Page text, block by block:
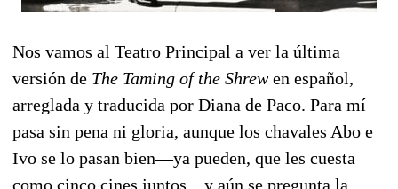
Nos vamos al Teatro Principal a ver la última
versión de The Taming of the Shrewen español,
arreglada y traducida por Diana de Paco. Para mí
pasa sin pena ni gloria, aunque los chavales Abo e
Ivo se lo pasan bien—ya pueden, que les cuesta
como cinco cines juntos... y aún se pregunta la